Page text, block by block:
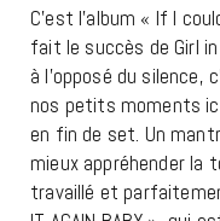
C’est l’album « If I
fait le succès de Girl
à l’opposé du silence,
nos petits moments
en fin de set. Un
mieux appréhender la
travaillé et